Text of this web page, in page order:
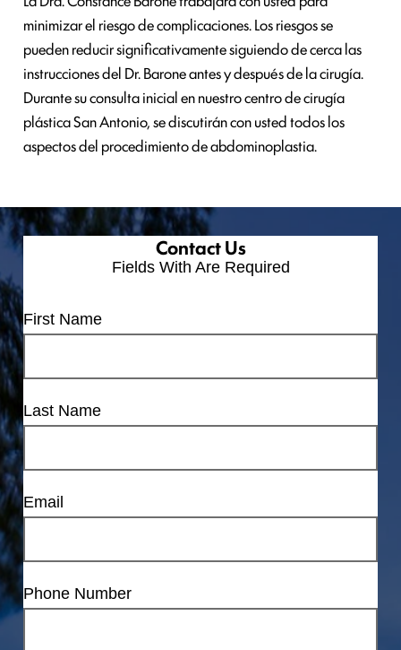
minimizar el riesgo de complicaciones. Los riesgos se
pueden reducir significativamente siguiendo de cerca las
instrucciones del Dr. Barone antes y después de la cirugía.
Durante su consulta inicial en nuestro centro de cirugía
plástica San Antonio, se discutirán con usted todos los
aspectos del procedimiento de abdominoplastia.
Contact Us
Fields With Are Required
First Name
Last Name
Email
Phone Number